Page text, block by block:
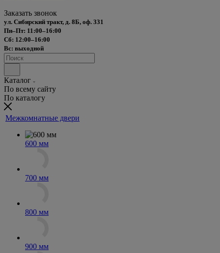
Заказать звонок
ул. Сибирский тракт, д. 8Б, оф. 331
Пн–Пт: 11:00–16:00
Сб: 12:00–16:00
Вс: выходной
Каталог
По всему сайту
По каталогу
Межкомнатные двери
600 мм
700 мм
800 мм
900 мм